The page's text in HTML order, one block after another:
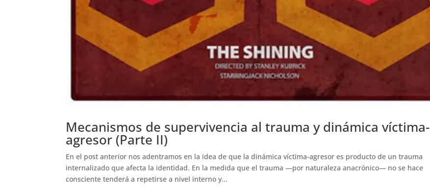
Mecanismos de supervivencia al trauma y dinámica víctima-
agresor (Parte II)
En el post anterior nos adentramos en la idea de que la dinámica víctima-agresor es producto de un trauma
internalizado que afecta la identidad. En la medida que el trauma —por naturaleza anacrónico— no se hace
consciente tenderá a repetirse a nivel interno y...